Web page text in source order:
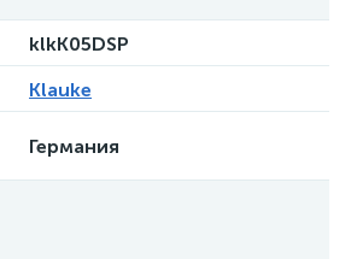
klkK05DSP
Klauke
Германия